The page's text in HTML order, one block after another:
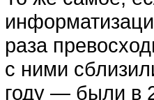
раза
с ними
году — были в